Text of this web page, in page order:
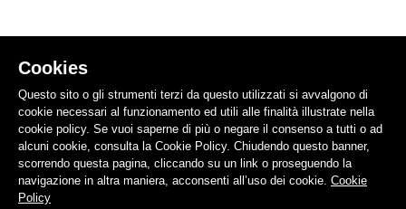
Cookies
Questo sito o gli strumenti terzi da questo utilizzati si avvalgono di
cookie necessari al funzionamento ed utili alle finalità illustrate nella
cookie policy. Se vuoi saperne di più o negare il consenso a tutti o ad
alcuni cookie, consulta la Cookie Policy. Chiudendo questo banner,
scorrendo questa pagina, cliccando su un link o proseguendo la
navigazione in altra maniera, acconsenti all’uso dei cookie. Cookie
Policy